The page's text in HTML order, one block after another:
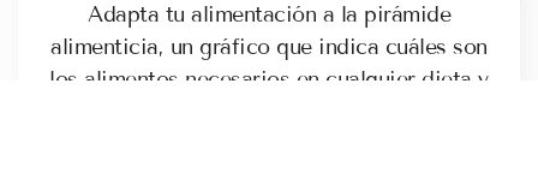
Adapta tu alimentación a la pirámide
alimenticia, un gráfico que indica cuáles son
los alimentos necesarios en cualquier dieta y